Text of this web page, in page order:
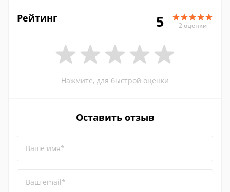
Рейтинг 5 2 оценки
Нажмите, для быстрой оценки
Оставить отзыв
Ваше имя*
Ваш email*